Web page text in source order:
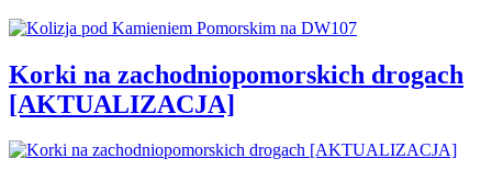
Korki na zachodniopomorskich drogach
[AKTUALIZACJA]